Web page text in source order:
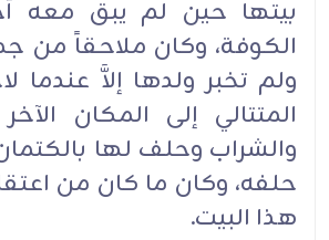
بيتها حين لم يبق معه
الكوفة، وكان ملاحقاً من
ولم تخبر ولدها إلاَّ عندما
المتتالي إلى المكان
والشراب وحلف لها
حلفه، وكان ما كان من
هذا البيت.